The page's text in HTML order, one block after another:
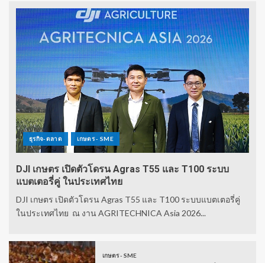
ธุรกิจ-ตลาด เกษตร - SME
DJI เกษตร เปิดตัวโดรน Agras T55 และ T100 ระบบ
แบตเตอรี่คู่ ในประเทศไทย
DJI เกษตร เปิดตัวโดรน Agras T55 และ T100 ระบบแบตเตอรี่คู่
ในประเทศไทย ณ งาน AGRITECHNICA Asia 2026...
เกษตร - SME